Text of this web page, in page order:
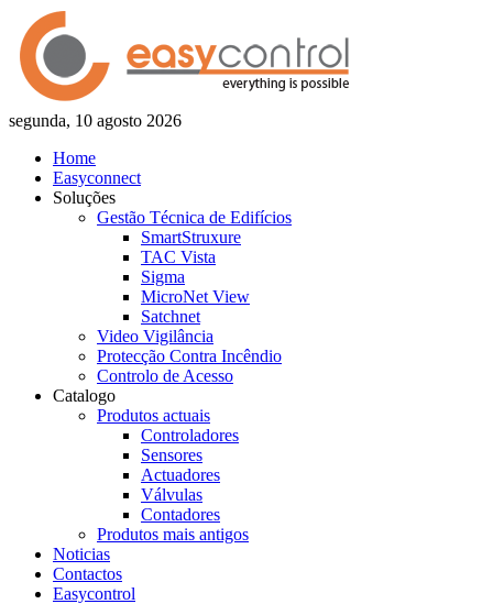
segunda, 10 agosto 2026
Home
Easyconnect
Soluções
Gestão Técnica de Edifícios
SmartStruxure
TAC Vista
Sigma
MicroNet View
Satchnet
Video Vigilância
Protecção Contra Incêndio
Controlo de Acesso
Catalogo
Produtos actuais
Controladores
Sensores
Actuadores
Válvulas
Contadores
Produtos mais antigos
Noticias
Contactos
Easycontrol